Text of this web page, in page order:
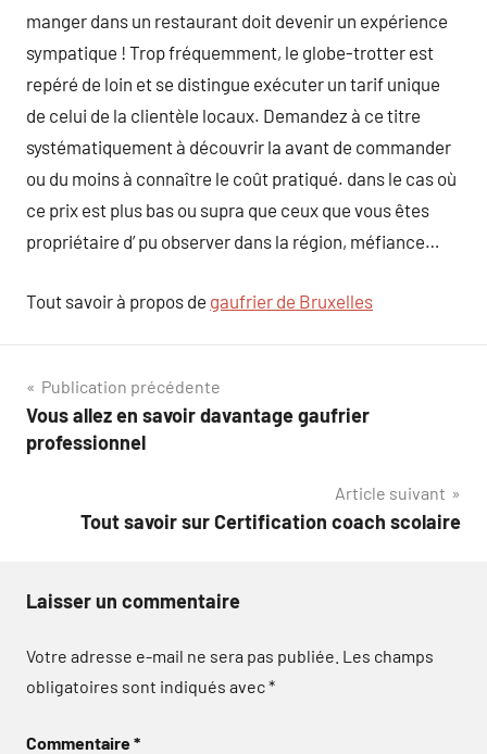
manger dans un restaurant doit devenir un expérience
sympatique ! Trop fréquemment, le globe-trotter est
repéré de loin et se distingue exécuter un tarif unique
de celui de la clientèle locaux. Demandez à ce titre
systématiquement à découvrir la avant de commander
ou du moins à connaître le coût pratiqué. dans le cas où
ce prix est plus bas ou supra que ceux que vous êtes
propriétaire d’ pu observer dans la région, méfiance…
Tout savoir à propos de gaufrier de Bruxelles
Navigation
de
Publication précédente
Vous allez en savoir davantage gaufrier
professionnel
Article suivant
Tout savoir sur Certification coach scolaire
Laisser un commentaire
Votre adresse e-mail ne sera pas publiée. Les champs
obligatoires sont indiqués avec*
Commentaire*